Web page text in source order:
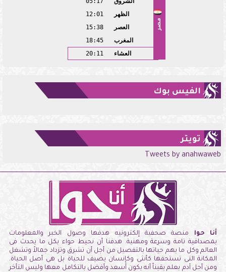
مصر
الظهر
12:01
العصر
15:38
المغرب
18:45
العشاء
20:11
الفيس بوك
تويتر
Tweets by anahwaweb
أنا حوا منصة صحفية إلكترونيه هدفها وصول الخبر والمعلومات
بمصداقية تامة وسرعة ومهنية. هدفنا أن نحيط حواء بكل ما يحدث فى
العالم وكل ما يهم حياتها بالتفصيل من أجل أن تشرق وتزداد جمالاً وتشغل
المكانة التى تستحقها كأنثى وكإنسان يضيف للحياة بل هى أصل الحياة.
ومن أجل آدم يعلم يقيناً أنه يكون أسعد وأفضل بالتكامل معها وليس التأخر